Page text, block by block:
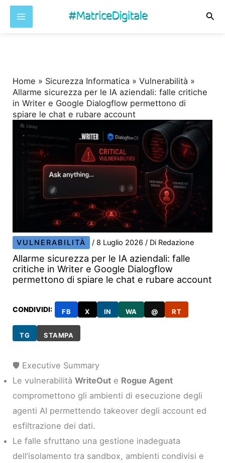
Home » Sicurezza Informatica »Vulnerabilità »
Allarme sicurezza per le IA aziendali: falle critiche
in Writer e Google Dialogflow permettono di
spiare le chat e rubare account
VULNERABILITÀ / 8 Luglio 2026/ Di Redazione
Allarme sicurezza per le IA aziendali: falle
critiche in Writer e Google Dialogflow
permettono di spiare le chat e rubare account
CONDIVIDI: FB X IN WA @ RT
TG STAMPA
🛡️ Executive Summary
Le vulnerabilitàWriteOut e Rogue Agent
compromettono gli ambienti di esecuzione degli
agenti AI permettendo takeover degli account ed
esfiltrazione dei dati.
Le falle sfruttano una gestione inadeguata
dell’isolamento tra sandbox, ambienti condivisi e